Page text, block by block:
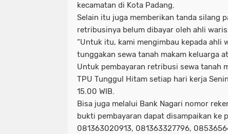
kecamatan di Kota Padang.
Selain itu juga memberikan tanda silang
retribusinya belum dibayar oleh ahli
“Untuk itu, kami mengimbau kepada ahli
tunggakan sewa tanah makam keluarga
Untuk pembayaran retribusi sewa tanah
TPU Tunggul Hitam setiap hari kerja
15.00 WIB.
Bisa juga melalui Bank Nagari nomor
bukti pembayaran dapat disampaikan ke
081363020913, 081363327796,